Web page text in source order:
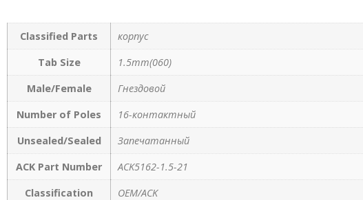
Classified Parts
корпус
Tab Size
1.5mm(060)
Male/Female
Гнездовой
Number of Poles
16-контактный
Unsealed/Sealed
Запечатанный
ACK Part Number
ACK5162-1.5-21
Classification
OEM/ACK